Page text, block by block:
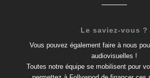
Le saviez-vous ?
Vous pouvez également faire à nous
audiovisuelles !
Toutes notre équipe se mobilisent pour